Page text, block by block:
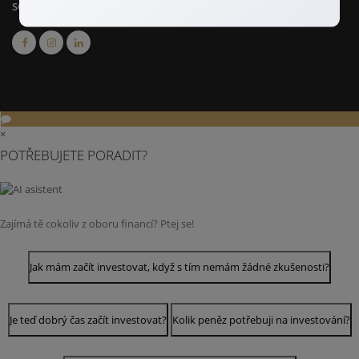
SOCIÁLNÍ SÍTĚ
×
POTŘEBUJETE PORADIT?
Zajímá tě cokoliv z oboru financí? Ptej se!
Jak mám začít investovat, když s tím nemám žádné zkušenosti?
Je teď dobrý čas začít investovat? Kolik peněz potřebuji na investování?